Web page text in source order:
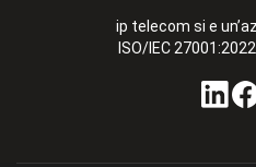
ip telecom si e
ISO/IEC